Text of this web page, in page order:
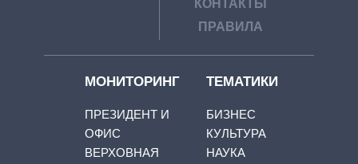
КОНТАКТЫ
ПРАВИЛА
МОНИТОРИНГ
ПРЕЗИДЕНТ И
ОФИС
ВЕРХОВНАЯ
ТЕМАТИКИ
БИЗНЕС
КУЛЬТУРА
НАУКА